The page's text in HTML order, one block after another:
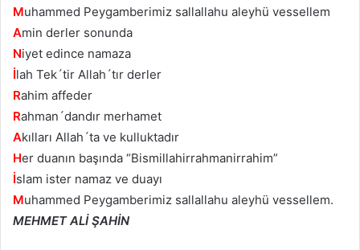
Muhammed Peygamberimiz sallallahu aleyhü vessellem
Amin derler sonunda
Niyet edince namaza
İlah Tek´tir Allah´tır derler
Rahim affeder
Rahman´dandır merhamet
Akılları Allah´ta ve kulluktadır
Her duanın başında “Bismillahirrahmanirrahim”
İslam ister namaz ve duayı
Muhammed Peygamberimiz sallallahu aleyhü vessellem.
MEHMET ALİ ŞAHİN